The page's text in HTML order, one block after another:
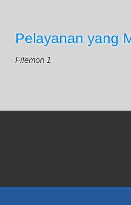
Pelayanan yang
Filemon 1